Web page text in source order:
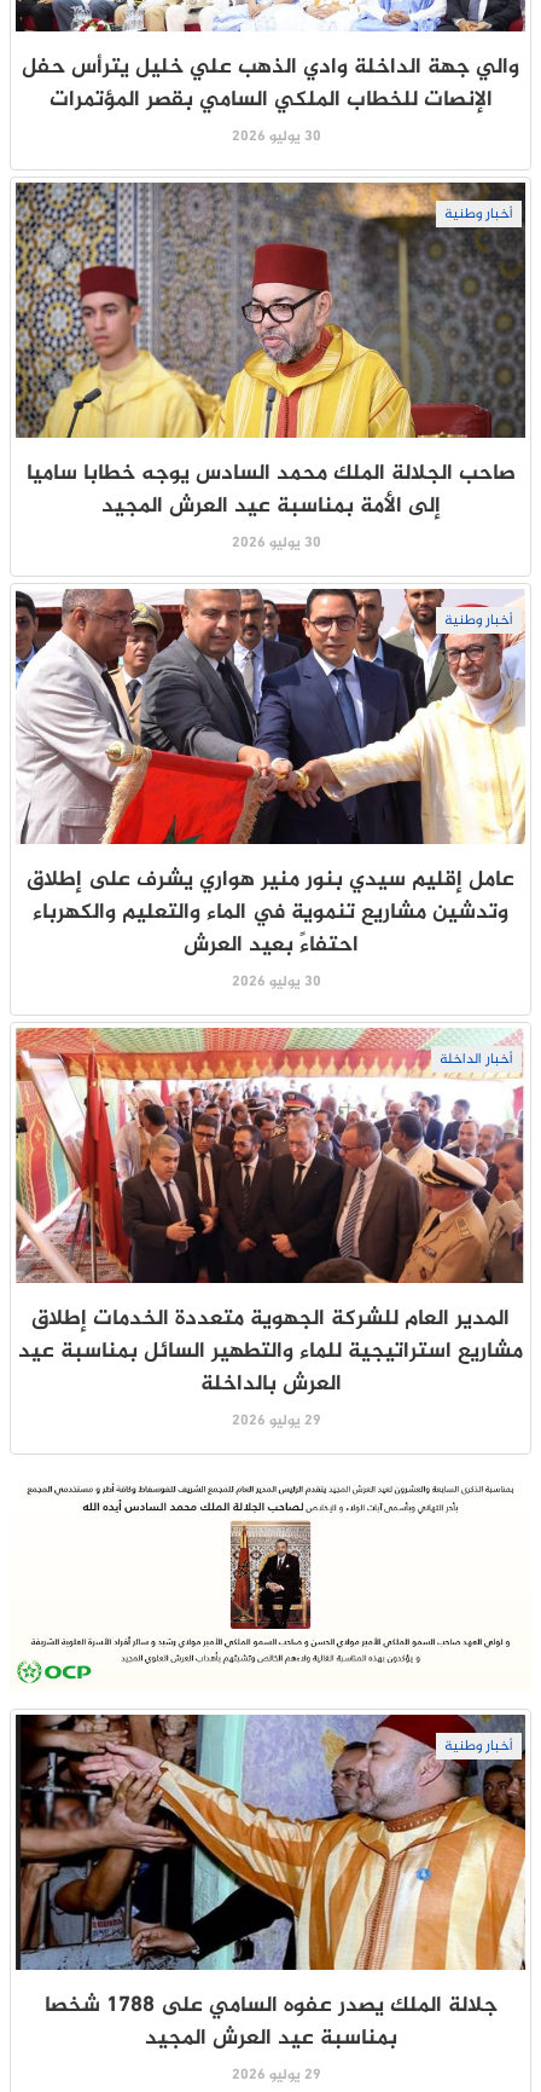
والي جهة الداخلة وادي الذهب علي خليل يترأس حفل
الإنصات للخطاب الملكي السامي بقصر المؤتمرات
30 يوليو 2026
أخبار وطنية
صاحب الجلالة الملك محمد السادس يوجه خطابا ساميا
إلى الأمة بمناسبة عيد العرش المجيد
30 يوليو 2026
أخبار وطنية
عامل إقليم سيدي بنور منير هواري يشرف على إطلاق
وتدشين مشاريع تنموية في الماء والتعليم والكهرباء
احتفاءً بعيد العرش
30 يوليو 2026
أخبار الداخلة
المدير العام للشركة الجهوية متعددة الخدمات إطلاق
مشاريع استراتيجية للماء والتطهير السائل بمناسبة عيد
العرش بالداخلة
29 يوليو 2026
أخبار وطنية
جلالة الملك يصدر عفوه السامي على 1788 شخصا
بمناسبة عيد العرش المجيد
29 يوليو 2026